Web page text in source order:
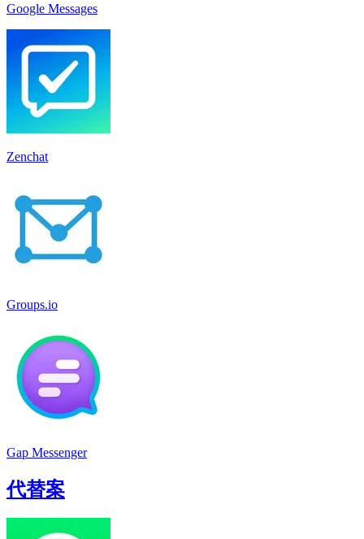
Google Messages
Zenchat
Groups.io
Gap Messenger
代替案